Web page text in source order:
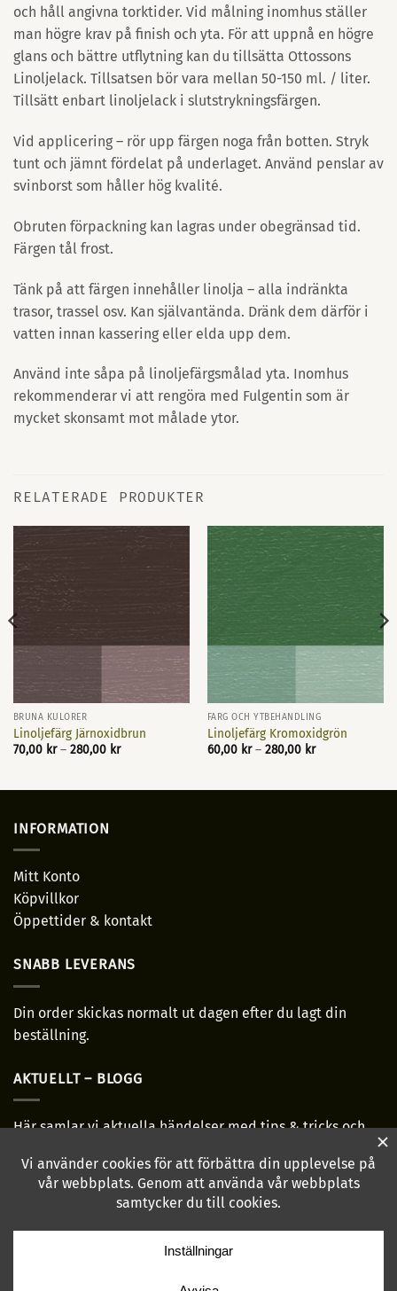
och håll angivna torktider. Vid målning inomhus ställer
man högre krav på finish och yta. För att uppnå en högre
glans och bättre utflytning kan du tillsätta Ottossons
Linoljelack. Tillsatsen bör vara mellan 50-150 ml. / liter.
Tillsätt enbart linoljelack i slutstrykningsfärgen.
Vid applicering – rör upp färgen noga från botten. Stryk
tunt och jämnt fördelat på underlaget. Använd penslar av
svinborst som håller hög kvalité.
Obruten förpackning kan lagras under obegränsad tid.
Färgen tål frost.
Tänk på att färgen innehåller linolja – alla indränkta
trasor, trassel osv. Kan självantända. Dränk dem därför i
vatten innan kassering eller elda upp dem.
Använd inte såpa på linoljefärgsmålad yta. Inomhus
rekommenderar vi att rengöra med Fulgentin som är
mycket skonsamt mot målade ytor.
RELATERADE PRODUKTER
BRUNA KULÖRER
Linoljefärg Järnoxidbrun
70,00 kr – 280,00 krPrisintervall:
FÄRG OCH YTBEHANDLING
Linoljefärg Kromoxidgrön
60,00 kr – 280,00 krPrisintervall:
INFORMATION
Mitt Konto
Köpvillkor
Öppettider & kontakt
SNABB LEVERANS
Din order skickas normalt ut dagen efter du lagt din
beställning.
AKTUELLT – BLOGG
Här samlar vi aktuella händelser med tips & tricks och
HÖR AV DIG!